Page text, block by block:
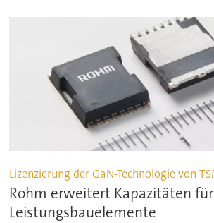
Lizenzierung der GaN-Technologie von
Rohm erweitert Kapazitäten
Leistungsbauelemente